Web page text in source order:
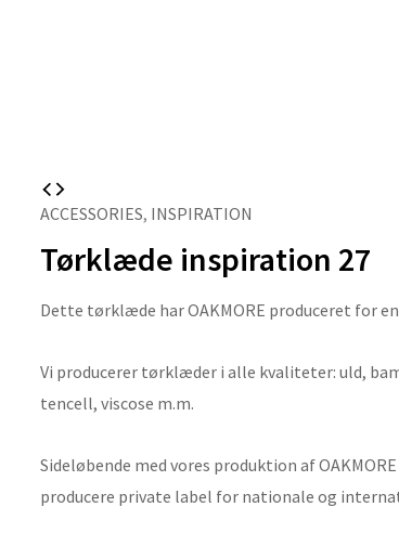
ACCESSORIES, INSPIRATION
Tørklæde inspiration 27
Dette tørklæde har OAKMORE produceret for
Vi producerer tørklæder i alle kvaliteter: uld,
tencell, viscose m.m.
Sideløbende med vores produktion af
producere private label for nationale og